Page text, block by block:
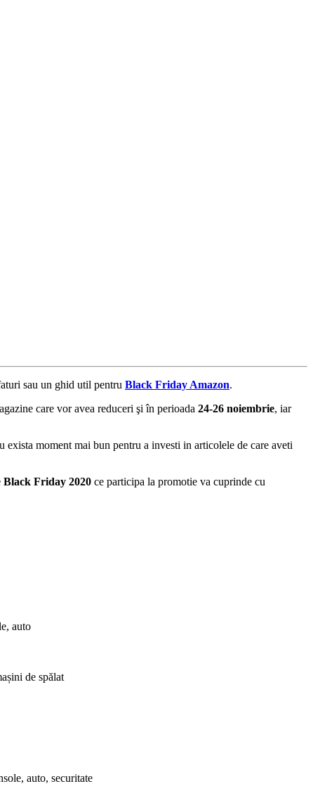
sau un ghid util pentru Black Friday Amazon.
care vor avea reduceri şi în perioada 24-26 noiembrie, iar
exista moment mai bun pentru a investi in articolele de care aveti
Black Friday 2020 ce participa la promotie va cuprinde cu
auto
de spălat
auto, securitate